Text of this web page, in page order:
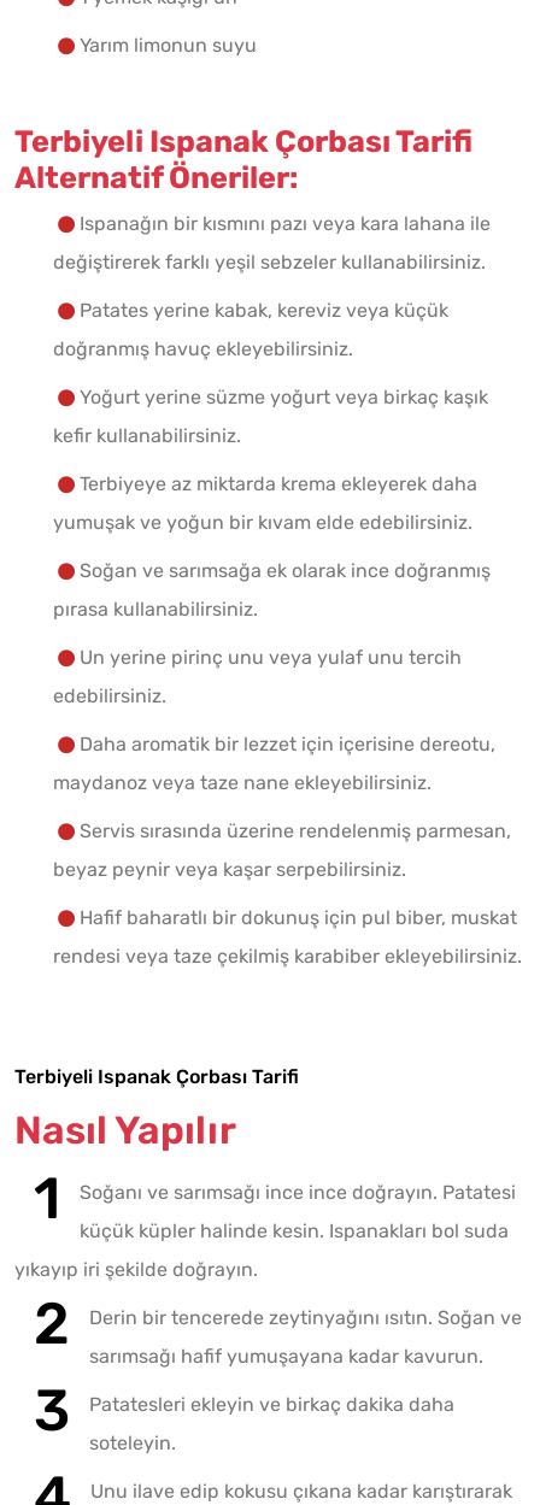
Yarım limonun suyu
Terbiyeli Ispanak Çorbası Tarifi
Alternatif Öneriler:
Ispanağın bir kısmını pazı veya kara lahana ile
değiştirerek farklı yeşil sebzeler kullanabilirsiniz.
Patates yerine kabak, kereviz veya küçük
doğranmış havuç ekleyebilirsiniz.
Yoğurt yerine süzme yoğurt veya birkaç kaşık
kefir kullanabilirsiniz.
Terbiyeye az miktarda krema ekleyerek daha
yumuşak ve yoğun bir kıvam elde edebilirsiniz.
Soğan ve sarımsağa ek olarak ince doğranmış
pırasa kullanabilirsiniz.
Un yerine pirinç unu veya yulaf unu tercih
edebilirsiniz.
Daha aromatik bir lezzet için içerisine dereotu,
maydanoz veya taze nane ekleyebilirsiniz.
Servis sırasında üzerine rendelenmiş parmesan,
beyaz peynir veya kaşar serpebilirsiniz.
Hafif baharatlı bir dokunuş için pul biber, muskat
rendesi veya taze çekilmiş karabiber ekleyebilirsiniz.
Terbiyeli Ispanak Çorbası Tarifi
Nasıl Yapılır
Soğanı ve sarımsağı ince ince doğrayın. Patatesi
küçük küpler halinde kesin. Ispanakları bol suda
yıkayıp iri şekilde doğrayın.
Derin bir tencerede zeytinyağını ısıtın. Soğan ve
sarımsağı hafif yumuşayana kadar kavurun.
Patatesleri ekleyin ve birkaç dakika daha
soteleyin.
Unu ilave edip kokusu çıkana kadar karıştırarak